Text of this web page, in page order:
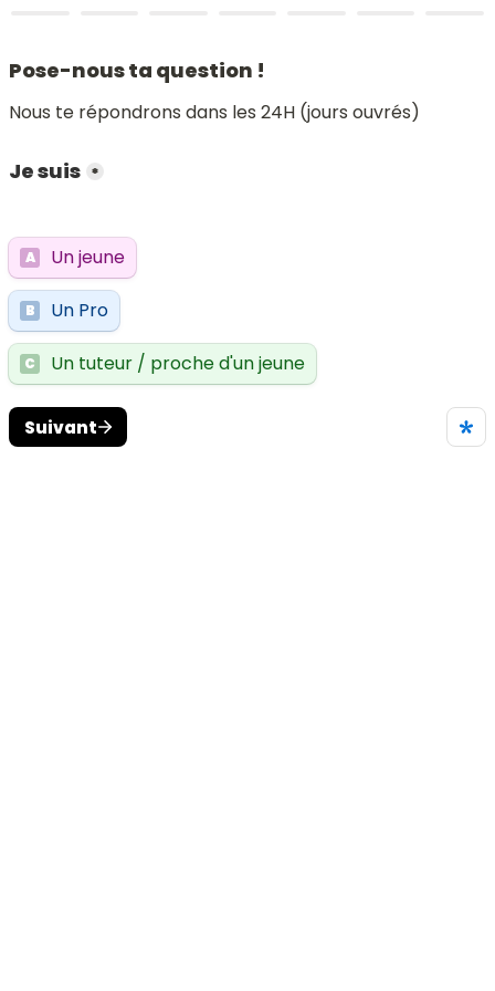
Pose-nous ta question !
Nous te répondrons dans les 24H (jours ouvrés)
Je suis *
A Un jeune
B Un Pro
C Un tuteur / proche d'un jeune
Suivant